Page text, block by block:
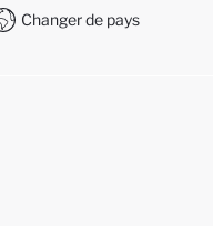
Changer de pays